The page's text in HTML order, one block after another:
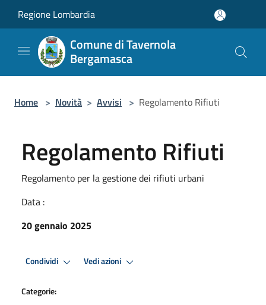
Regione Lombardia
Comune di Tavernola
Bergamasca
Home > Novità > Avvisi > Regolamento Rifiuti
Regolamento Rifiuti
Regolamento per la gestione dei rifiuti urbani
Data :
20 gennaio 2025
Condividi Vedi azioni
Categorie: